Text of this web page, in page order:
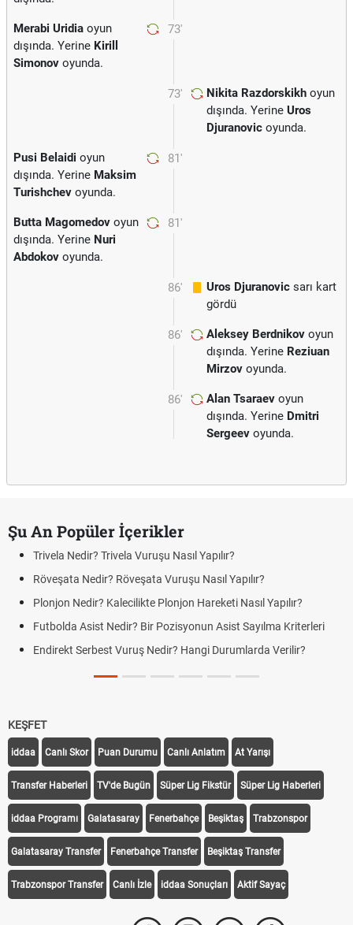
73'
Merabi Uridia oyun
dışında. Yerine Kirill
Simonov oyunda.
73' Nikita Razdorskikh oyun
dışında. Yerine Uros
Djuranovic oyunda.
81'
Pusi Belaidi oyun
dışında. Yerine Maksim
Turishchev oyunda.
81'
Butta Magomedov oyun
dışında. Yerine Nuri
Abdokov oyunda.
86' Uros Djuranovic sarı kart
gördü
86' Aleksey Berdnikov oyun
dışında. Yerine Reziuan
Mirzov oyunda.
86' Alan Tsaraev oyun
dışında. Yerine Dmitri
Sergeev oyunda.
Şu An Popüler İçerikler
Trivela Nedir? Trivela Vuruşu Nasıl Yapılır?
Röveşata Nedir? Röveşata Vuruşu Nasıl Yapılır?
Plonjon Nedir? Kalecilikte Plonjon Hareketi Nasıl Yapılır?
Futbolda Asist Nedir? Bir Pozisyonun Asist Sayılma Kriterleri
Endirekt Serbest Vuruş Nedir? Hangi Durumlarda Verilir?
KEŞFET
iddaa Canlı Skor Puan Durumu Canlı Anlatım At Yarışı
Transfer Haberleri TV'de Bugün Süper Lig Fikstür Süper Lig Haberleri
iddaa Programı Galatasaray Fenerbahçe Beşiktaş Trabzonspor
Galatasaray Transfer Fenerbahçe Transfer Beşiktaş Transfer
Trabzonspor Transfer Canlı İzle iddaa Sonuçları Aktif Sayaç